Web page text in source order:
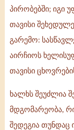
პირობებში; იგი
თავისი
გარემო:
აირჩიოს
თავისი
ხალხს შეუძლია
მდგომარეობა,
შედეგია თუნდაც